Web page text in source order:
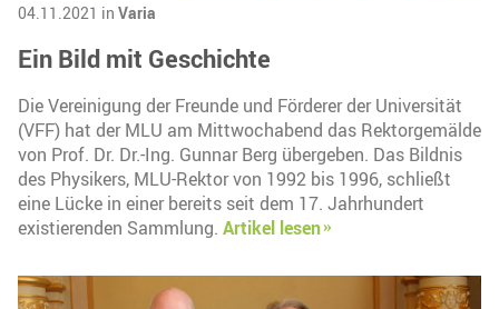
04.11.2021 in Varia
Ein Bild mit Geschichte
Die Vereinigung der Freunde und Förderer der Universität
(VFF) hat der MLU am Mittwochabend das Rektorgemälde
von Prof. Dr. Dr.-Ing. Gunnar Berg übergeben. Das Bildnis
des Physikers, MLU-Rektor von 1992 bis 1996, schließt
eine Lücke in einer bereits seit dem 17. Jahrhundert
existierenden Sammlung. Artikel lesen